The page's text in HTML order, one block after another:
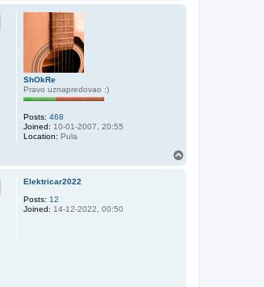
ShOkRe
Pravo uznapredovao :)
Posts: 468
Joined: 10-01-2007, 20:55
Location: Pula
Elektricar2022
Posts: 12
Joined: 14-12-2022, 00:50